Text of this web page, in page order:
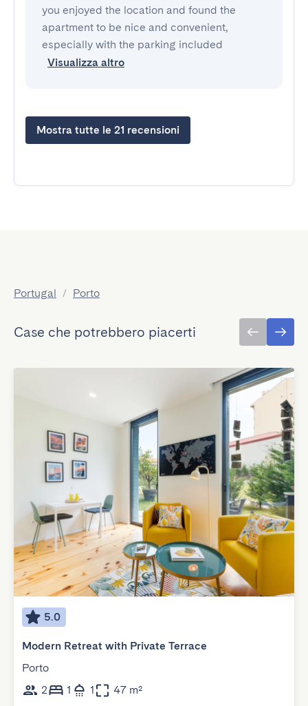
you enjoyed the location and found the
apartment to be nice and convenient,
especially with the parking included
Visualizza altro
Mostra tutte le 21 recensioni
Portugal / Porto
Case che potrebbero piacerti
5.0
Modern Retreat with Private Terrace
Porto
2
1 1 47 m²